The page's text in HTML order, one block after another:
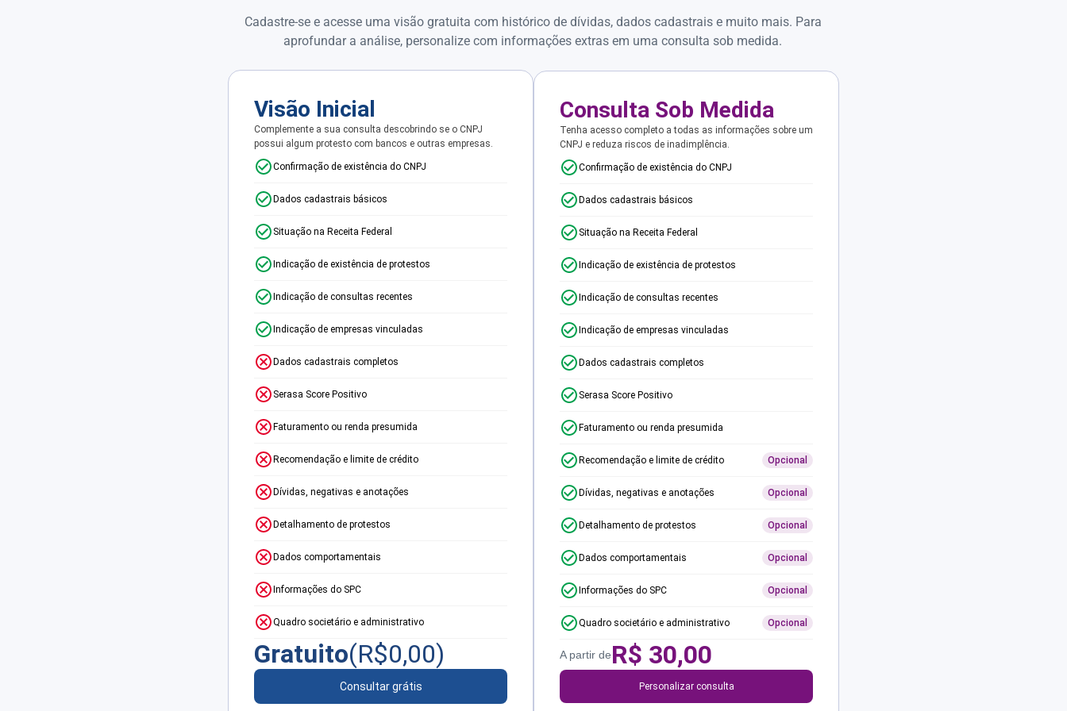
Cadastre-se e acesse uma visão gratuita com histórico de dívidas, dados cadastrais e muito mais. Para
aprofundar a análise, personalize com informações extras em uma consulta sob medida.
Visão Inicial
Complemente a sua consulta descobrindo se o CNPJ
possui algum protesto com bancos e outras empresas.
Confirmação de existência do CNPJ
Dados cadastrais básicos
Situação na Receita Federal
Indicação de existência de protestos
Indicação de consultas recentes
Indicação de empresas vinculadas
Dados cadastrais completos
Serasa Score Positivo
Faturamento ou renda presumida
Recomendação e limite de crédito
Dívidas, negativas e anotações
Detalhamento de protestos
Dados comportamentais
Informações do SPC
Quadro societário e administrativo
Gratuito(R$0,00)
Consultar grátis
Consulta Sob Medida
Tenha acesso completo a todas as informações sobre um
CNPJ e reduza riscos de inadimplência.
Confirmação de existência do CNPJ
Dados cadastrais básicos
Situação na Receita Federal
Indicação de existência de protestos
Indicação de consultas recentes
Indicação de empresas vinculadas
Dados cadastrais completos
Serasa Score Positivo
Faturamento ou renda presumida
Recomendação e limite de crédito Opcional
Dívidas, negativas e anotações Opcional
Detalhamento de protestos Opcional
Dados comportamentais Opcional
Informações do SPC Opcional
Quadro societário e administrativo Opcional
A partir deR$ 30,00
Personalizar consulta